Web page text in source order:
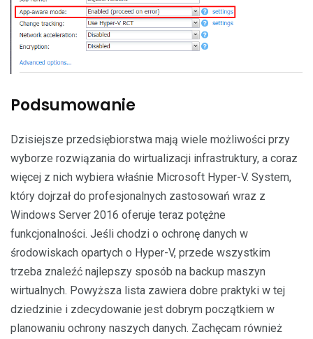
Podsumowanie
Dzisiejsze przedsiębiorstwa mają wiele możliwości przy
wyborze rozwiązania do wirtualizacji infrastruktury, a coraz
więcej z nich wybiera właśnie Microsoft Hyper-V. System,
który dojrzał do profesjonalnych zastosowań wraz z
Windows Server 2016 oferuje teraz potężne
funkcjonalności. Jeśli chodzi o ochronę danych w
środowiskach opartych o Hyper-V, przede wszystkim
trzeba znaleźć najlepszy sposób na backup maszyn
wirtualnych. Powyższa lista zawiera dobre praktyki w tej
dziedzinie i zdecydowanie jest dobrym początkiem w
planowaniu ochrony naszych danych. Zachęcam również